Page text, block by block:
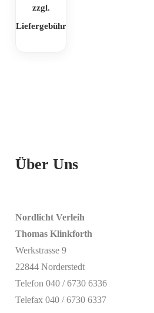
zzgl.
Liefergebühr
Über Uns
Nordlicht Verleih
Thomas Klinkforth
Werkstrasse 9
22844 Norderstedt
Telefon 040 / 6730 6336
Telefax 040 / 6730 6337